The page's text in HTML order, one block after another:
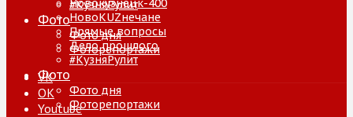
#КузняРулит
Фото
Фото дня
Фоторепортажи
VK
ОК
Youtube
Новокузнецк-400
НовоKUZнечане
Прямые вопросы
Дело прошлого
#КузняРулит
Фото
Фото дня
Фоторепортажи